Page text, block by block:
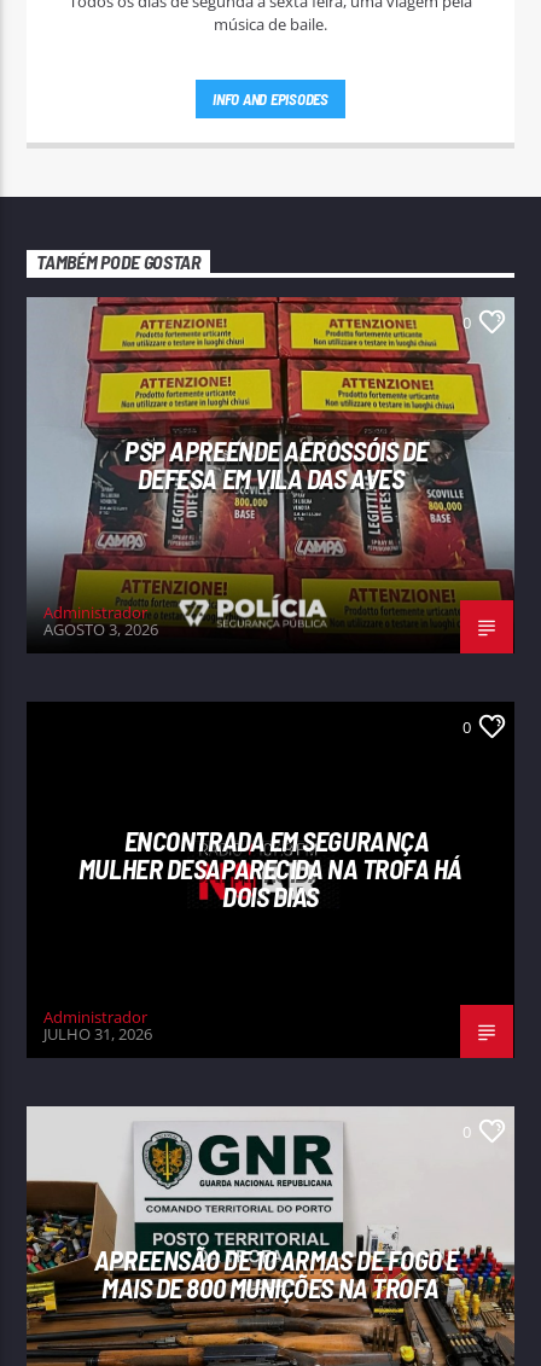
música de baile.
INFO AND EPISODES
TAMBÉM PODE GOSTAR
0
PSP APREENDE AEROSSÓIS DE
DEFESA EM VILA DAS AVES
Administrador
AGOSTO 3, 2026
0
ENCONTRADA EM SEGURANÇA
MULHER DESAPARECIDA NA TROFA HÁ
DOIS DIAS
Administrador
JULHO 31, 2026
0
APREENSÃO DE 10 ARMAS DE FOGO E
MAIS DE 800 MUNIÇÕES NA TROFA